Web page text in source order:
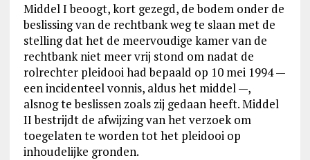
Middel I beoogt, kort gezegd, de bodem onder de
beslissing van de rechtbank weg te slaan met de
stelling dat het de meervoudige kamer van de
rechtbank niet meer vrij stond om nadat de
rolrechter pleidooi had bepaald op 10 mei 1994 —
een incidenteel vonnis, aldus het middel —,
alsnog te beslissen zoals zij gedaan heeft. Middel
II bestrijdt de afwijzing van het verzoek om
toegelaten te worden tot het pleidooi op
inhoudelijke gronden.